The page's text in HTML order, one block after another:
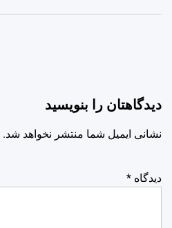
دیدگاهتان را بنویسید
نشانی ایمیل شما منتشر نخواهد شد.
دیدگاه *